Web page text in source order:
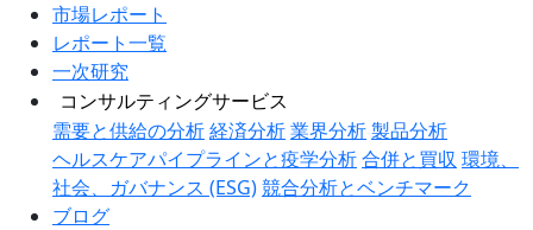
市場レポート
レポート一覧
一次研究
コンサルティングサービス
需要と供給の分析経済分析業界分析製品分析
ヘルスケアパイプラインと疫学分析合併と買収 環境、
社会、ガバナンス (ESG)競合分析とベンチマーク
ブログ